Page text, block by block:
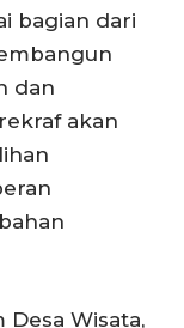
bagian dari
dan
akan
Wisata,